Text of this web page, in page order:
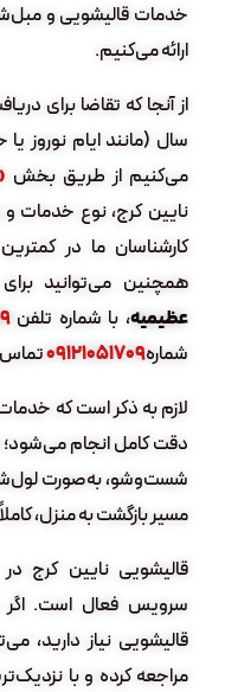
خدمات قالیشویی و
ارائه می‌کنیم.
از آنجا که تقاضا برای
سال (مانند ایام نوروز
می‌کنیم از طریق بخش
نایین کرج، نوع خدمات و
کارشناسان ما در
همچنین می‌توانید
عظیمیه، با شماره تلفن
شماره۰۹۱۲۱۰۵۱۷۰۹تماس
لازم به ذکر است که
دقت کامل انجام
شست‌وشو، به‌صورت
مسیر بازگشت به منزل،
قالیشویی نایین کرج
سرویس فعال است. اگر
قالیشویی نیاز دارید،
مراجعه کرده و با